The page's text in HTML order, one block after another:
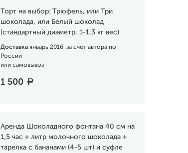
Торт на выбор: Трюфель, или Три
шоколада, или Белый шоколад
(стандартный диаметр, 1-1,3 кг вес)
Доставка январь 2016, за счет автора по
России
или самовывоз
1 500 a
Аренда Шоколадного фонтана 40 см на
1,5 час + литр молочного шоколада +
тарелка с бананами (4-5 шт) и суфле